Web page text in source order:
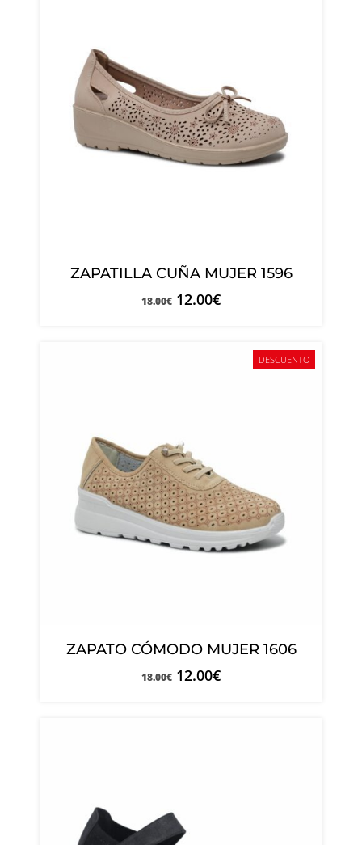
ZAPATILLA CUÑA MUJER 1596
18.00€ 12.00€
DESCUENTO
ZAPATO CÓMODO MUJER 1606
18.00€ 12.00€